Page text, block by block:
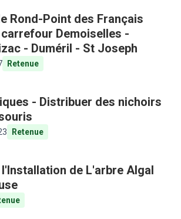
Rond-Point des Français
Demoiselles -
- Duméril - St Joseph
Retenue
- Distribuer des nichoirs
Retenue
de L'arbre Algal